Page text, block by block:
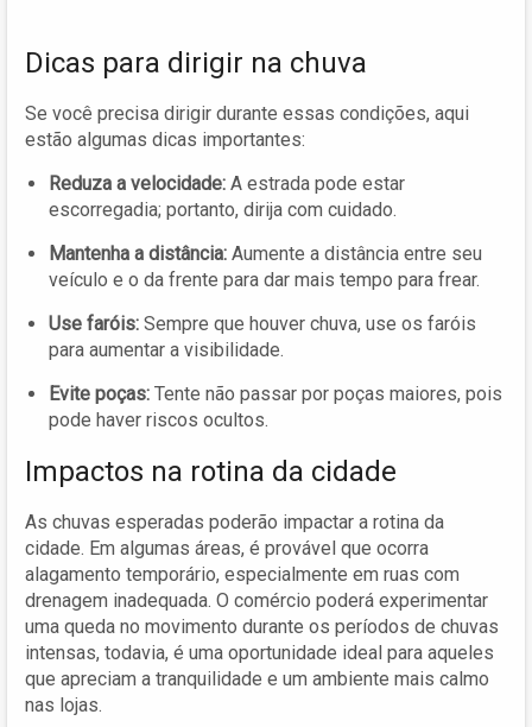
Dicas para dirigir na chuva
Se você precisa dirigir durante essas condições, aqui
estão algumas dicas importantes:
Reduza a velocidade: A estrada pode estar
escorregadia; portanto, dirija com cuidado.
Mantenha a distância: Aumente a distância entre seu
veículo e o da frente para dar mais tempo para frear.
Use faróis: Sempre que houver chuva, use os faróis
para aumentar a visibilidade.
Evite poças: Tente não passar por poças maiores, pois
pode haver riscos ocultos.
Impactos na rotina da cidade
As chuvas esperadas poderão impactar a rotina da
cidade. Em algumas áreas, é provável que ocorra
alagamento temporário, especialmente em ruas com
drenagem inadequada. O comércio poderá experimentar
uma queda no movimento durante os períodos de chuvas
intensas, todavia, é uma oportunidade ideal para aqueles
que apreciam a tranquilidade e um ambiente mais calmo
nas lojas.